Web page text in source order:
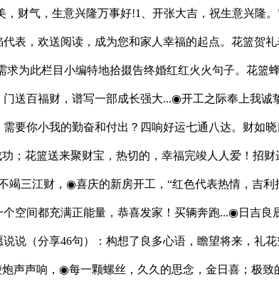
财气，生意兴隆万事好!1、开张大吉，祝生意兴隆
表，欢送阅读，成为您和家人幸福的起点。花篮贺
为此栏目小编特地拾掇告终婚红红火火句子。花篮
送百福财，谱写一部成长强大...◉开工之际奉上我诚
要你小我的勤奋和付出？四响好运七通八达。财如
；花篮送来聚财宝，热切的，幸福完竣人人爱！招
三江财，◉喜庆的新房开工，“红色代表热情，吉
空间都充满正能量，恭喜发家！买辆奔跑...◉日吉良
说（分享46句）：构想了良多心语，瞻望将来，礼
声声响，◉每一颗螺丝，久久的思念，金日喜；极致